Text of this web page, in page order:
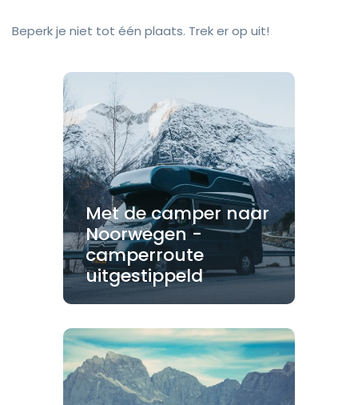
Beperk je niet tot één plaats. Trek er op uit!
Met de camper naar
Noorwegen -
camperroute
uitgestippeld